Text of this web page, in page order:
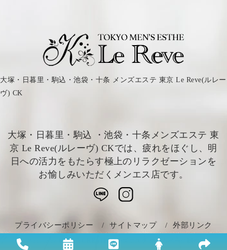
大塚・日暮里・駒込・池袋・十条 メンズエステ 東京 Le Reve(ルレー
ヴ) CK
大塚・日暮里・駒込 ・池袋・十条メンズエステ 東
京 Le Reve(ルレーヴ) CKでは、疲れをほぐし、明
日への活力をもたらす極上のリラクゼーションを
お愉しみいただくメンエス店です。
プライバシーポリシー サイトマップ 外部リンク
ULTRA CREATE メンズエステ ホームページ制作